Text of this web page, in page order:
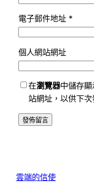
電子郵件地址 *
個人網站網址
在瀏覽器中儲存
站網址，以供下
雲端的信使